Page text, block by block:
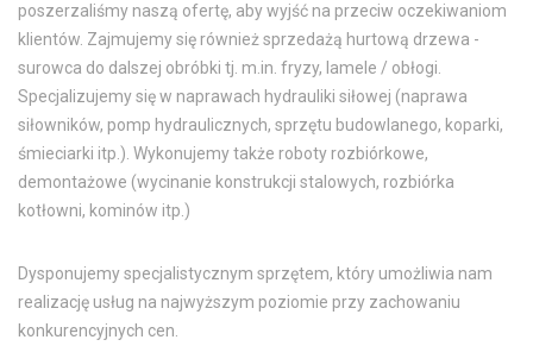
poszerzaliśmy naszą ofertę, aby wyjść na przeciw oczekiwaniom
klientów. Zajmujemy się również sprzedażą hurtową drzewa -
surowca do dalszej obróbki tj. m.in. fryzy, lamele / obłogi.
Specjalizujemy się w naprawach hydrauliki siłowej (naprawa
siłowników, pomp hydraulicznych, sprzętu budowlanego, koparki,
śmieciarki itp.). Wykonujemy także roboty rozbiórkowe,
demontażowe (wycinanie konstrukcji stalowych, rozbiórka
kotłowni, kominów itp.)
Dysponujemy specjalistycznym sprzętem, który umożliwia nam
realizację usług na najwyższym poziomie przy zachowaniu
konkurencyjnych cen.